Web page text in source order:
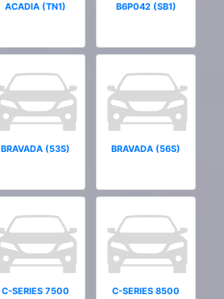
ACADIA (TN1) B6P042 (SB1)
BRAVADA (53S) BRAVADA (56S)
C-SERIES 7500 C-SERIES 8500